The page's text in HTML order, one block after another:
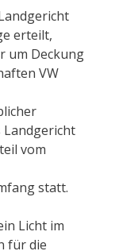
erteilt,
um Deckung
VW
Landgericht
vom
statt.
Licht im
für die